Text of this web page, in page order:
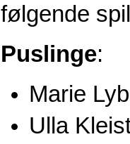
følgende
Puslinge:
Marie
Ulla